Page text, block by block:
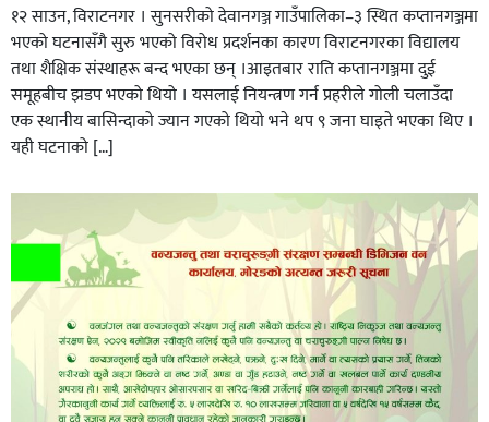
१२ साउन, विराटनगर । सुनसरीको देवानगञ्ज गाउँपालिका–३ स्थित कप्तानगञ्जमा
भएको घटनासँगै सुरु भएको विरोध प्रदर्शनका कारण विराटनगरका विद्यालय
तथा शैक्षिक संस्थाहरू बन्द भएका छन् ।आइतबार राति कप्तानगञ्जमा दुई
समूहबीच झडप भएको थियो । यसलाई नियन्त्रण गर्न प्रहरीले गोली चलाउँदा
एक स्थानीय बासिन्दाको ज्यान गएको थियो भने थप ९ जना घाइते भएका थिए ।
यही घटनाको […]